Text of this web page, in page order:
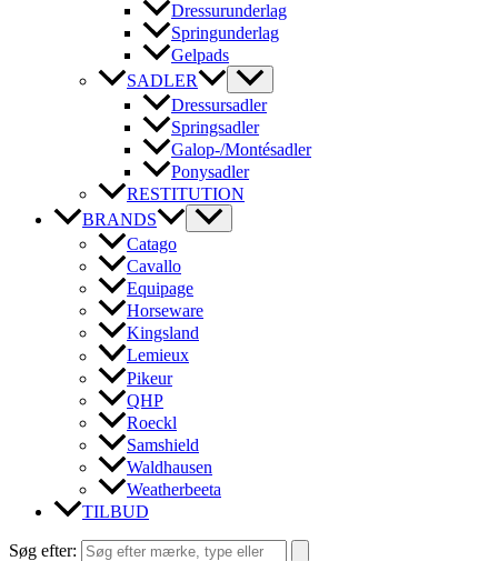
Dressurunderlag
Springunderlag
Gelpads
SADLER
Dressursadler
Springsadler
Galop-/Montésadler
Ponysadler
RESTITUTION
BRANDS
Catago
Cavallo
Equipage
Horseware
Kingsland
Lemieux
Pikeur
QHP
Roeckl
Samshield
Waldhausen
Weatherbeeta
TILBUD
Søg efter: